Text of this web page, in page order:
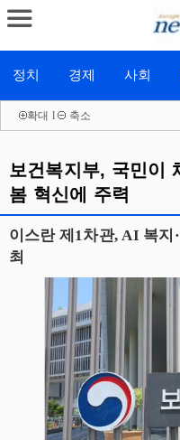
정치 경제 사회
확대 l 축소
보건복지부, 국민이
봄 혁신에 주력
이스란 제1차관, AI 복지
최